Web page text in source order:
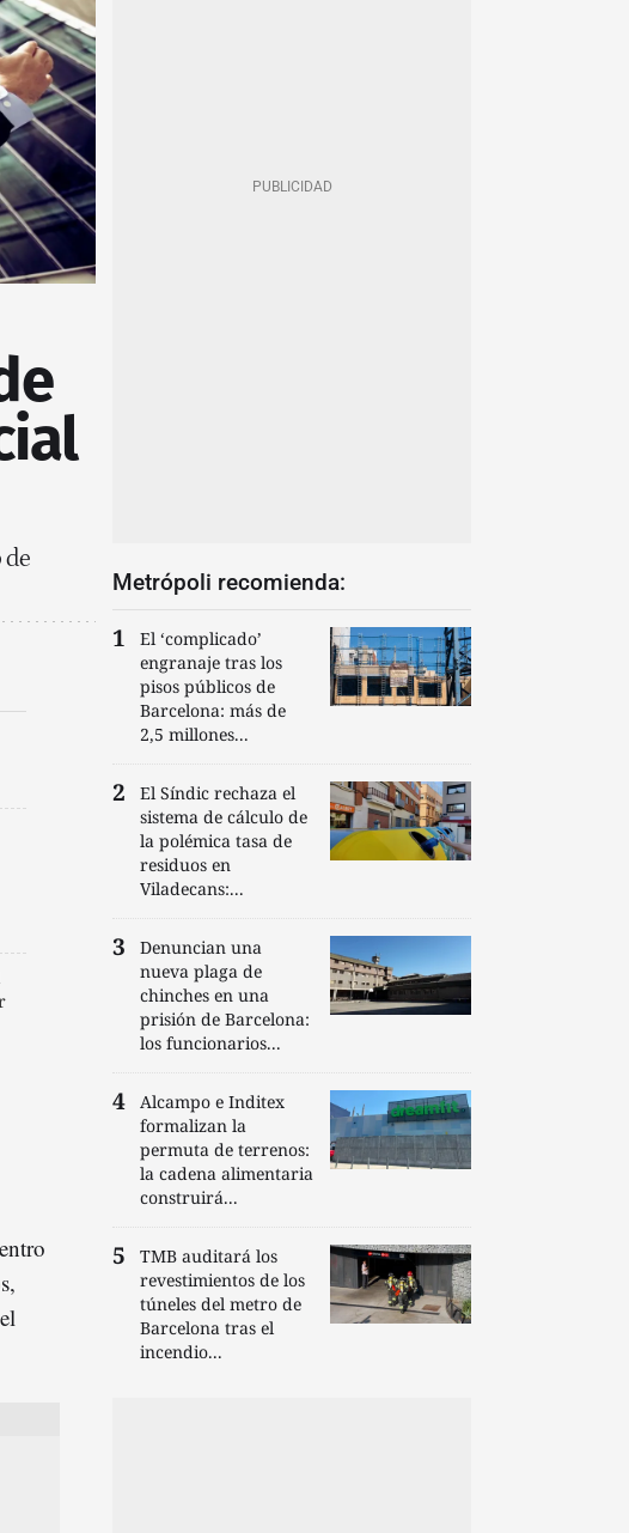
de
Metrópoli recomienda:
El ‘complicado’
engranaje tras los
pisos públicos de
Barcelona: más de
2,5 millones...
El Síndic rechaza el
sistema de cálculo de
la polémica tasa de
residuos en
Viladecans:...
Denuncian una
nueva plaga de
chinches en una
prisión de Barcelona:
los funcionarios...
Alcampo e Inditex
formalizan la
permuta de terrenos:
la cadena alimentaria
construirá...
TMB auditará los
revestimientos de los
túneles del metro de
Barcelona tras el
incendio...